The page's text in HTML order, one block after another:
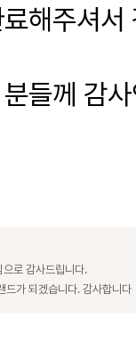
해주셔서
들께 감
로 감사드립니다.
드가 되겠습니다. 감사합니다